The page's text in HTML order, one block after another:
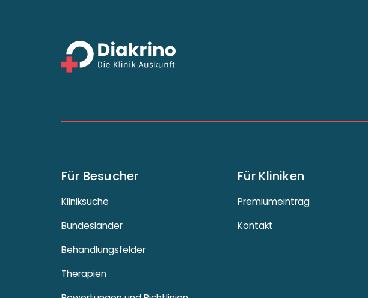
Für Besucher
Kliniksuche
Bundesländer
Behandlungsfelder
Therapien
Für Kliniken
Premiumeintrag
Kontakt